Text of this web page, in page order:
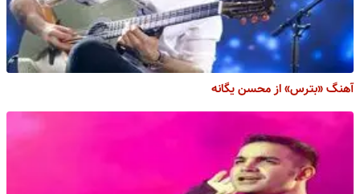
آهنگ «بترس» از محسن یگانه